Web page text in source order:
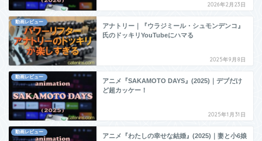
2026年2月23日
動画レビュー
アナトリー｜『ウラジミール・シュモンデンコ』
氏のドッキリYouTubeにハマる
2025年9月8日
動画レビュー
アニメ『SAKAMOTO DAYS』(2025)｜デブだけ
ど超カッケー！
2025年1月31日
動画レビュー
アニメ『わたしの幸せな結婚』(2025)｜妻と小6娘